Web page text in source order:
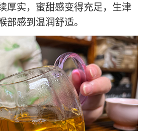
厚实，蜜甜感变得充足，生津
部感到温润舒适。